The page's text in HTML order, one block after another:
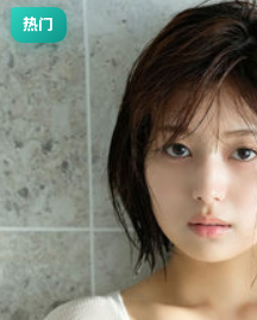
热门